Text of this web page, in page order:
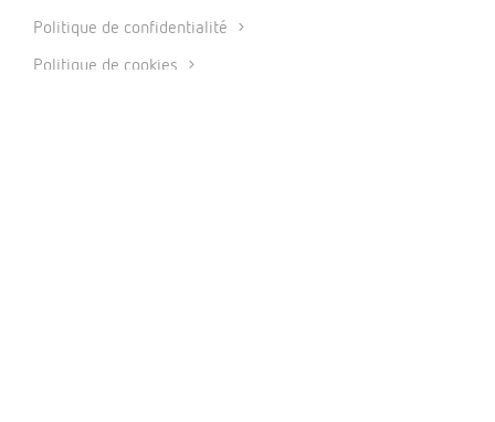
Politique de confidentialité
Politique de cookies